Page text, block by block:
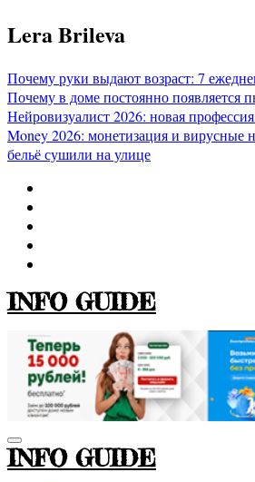
Перейти
к
Lera Brileva
Почему руки выдают возраст: 7
Почему в доме постоянно появляется
Нейровизуалист 2026: новая
Money 2026: монетизация и вирусные
бельё сушили на улице
INFO GUIDE
INFO GUIDE